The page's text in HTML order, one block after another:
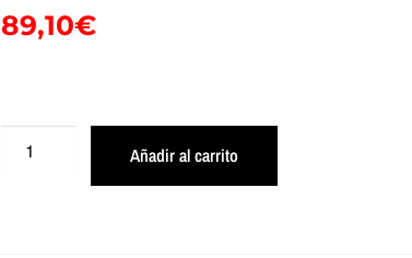
89,10€
Añadir al carrito